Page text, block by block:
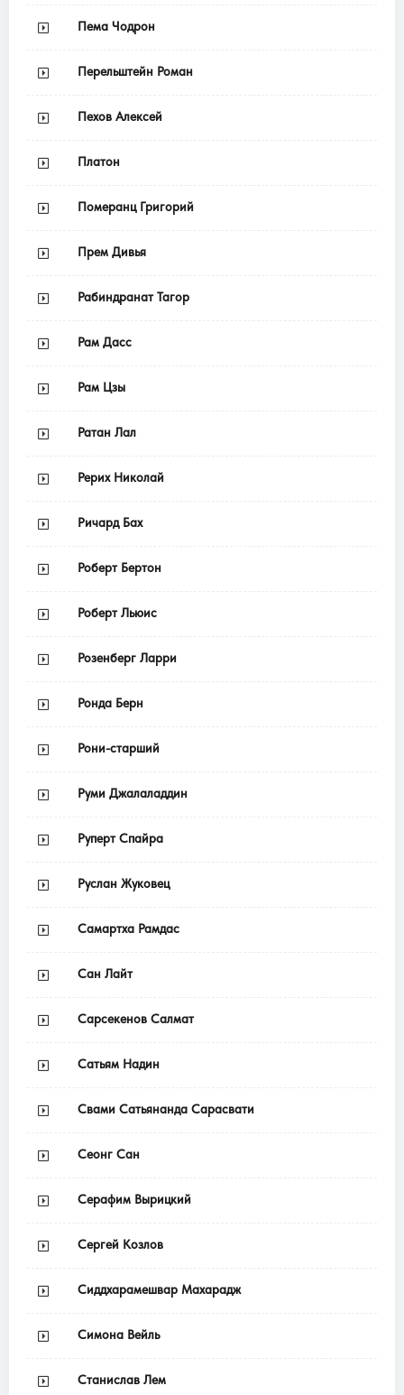
Пема Чодрон
Перельштейн Роман
Пехов Алексей
Платон
Померанц Григорий
Прем Дивья
Рабиндранат Тагор
Рам Дасс
Рам Цзы
Ратан Лал
Рерих Николай
Ричард Бах
Роберт Бертон
Роберт Льюис
Розенберг Ларри
Ронда Берн
Рони-старший
Руми Джалаладдин
Руперт Спайра
Руслан Жуковец
Самартха Рамдас
Сан Лайт
Сарсекенов Салмат
Сатьям Надин
Свами Сатьянанда Сарасвати
Сеонг Сан
Серафим Вырицкий
Сергей Козлов
Сиддхарамешвар Махарадж
Симона Вейль
Станислав Лем